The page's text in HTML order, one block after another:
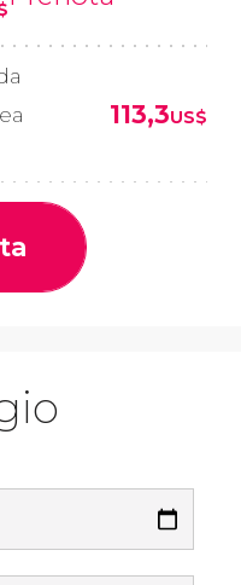
113,3US$